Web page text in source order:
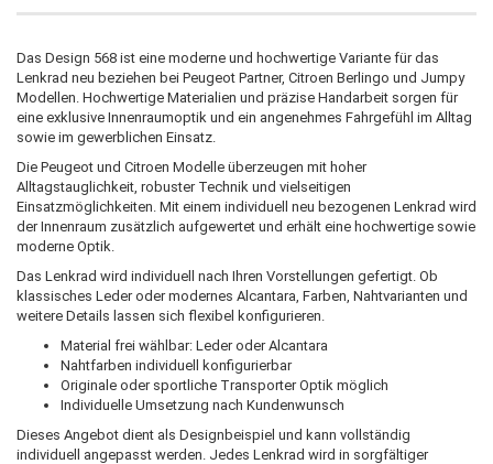
Das Design 568 ist eine moderne und hochwertige Variante für das
Lenkrad neu beziehen bei Peugeot Partner, Citroen Berlingo und Jumpy
Modellen. Hochwertige Materialien und präzise Handarbeit sorgen für
eine exklusive Innenraumoptik und ein angenehmes Fahrgefühl im Alltag
sowie im gewerblichen Einsatz.
Die Peugeot und Citroen Modelle überzeugen mit hoher
Alltagstauglichkeit, robuster Technik und vielseitigen
Einsatzmöglichkeiten. Mit einem individuell neu bezogenen Lenkrad wird
der Innenraum zusätzlich aufgewertet und erhält eine hochwertige sowie
moderne Optik.
Das Lenkrad wird individuell nach Ihren Vorstellungen gefertigt. Ob
klassisches Leder oder modernes Alcantara, Farben, Nahtvarianten und
weitere Details lassen sich flexibel konfigurieren.
Material frei wählbar: Leder oder Alcantara
Nahtfarben individuell konfigurierbar
Originale oder sportliche Transporter Optik möglich
Individuelle Umsetzung nach Kundenwunsch
Dieses Angebot dient als Designbeispiel und kann vollständig
individuell angepasst werden. Jedes Lenkrad wird in sorgfältiger